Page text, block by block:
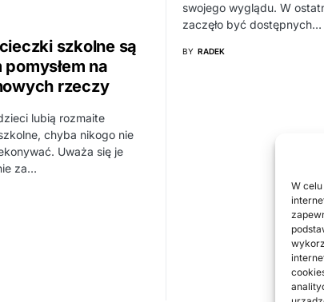
W
szkolne są
na
rzeczy
lubią rozmaite
chyba nikogo nie
Uważa się je
za…
swojego wyglądu. W
zaczęło być dostępnych…
BY RADEK